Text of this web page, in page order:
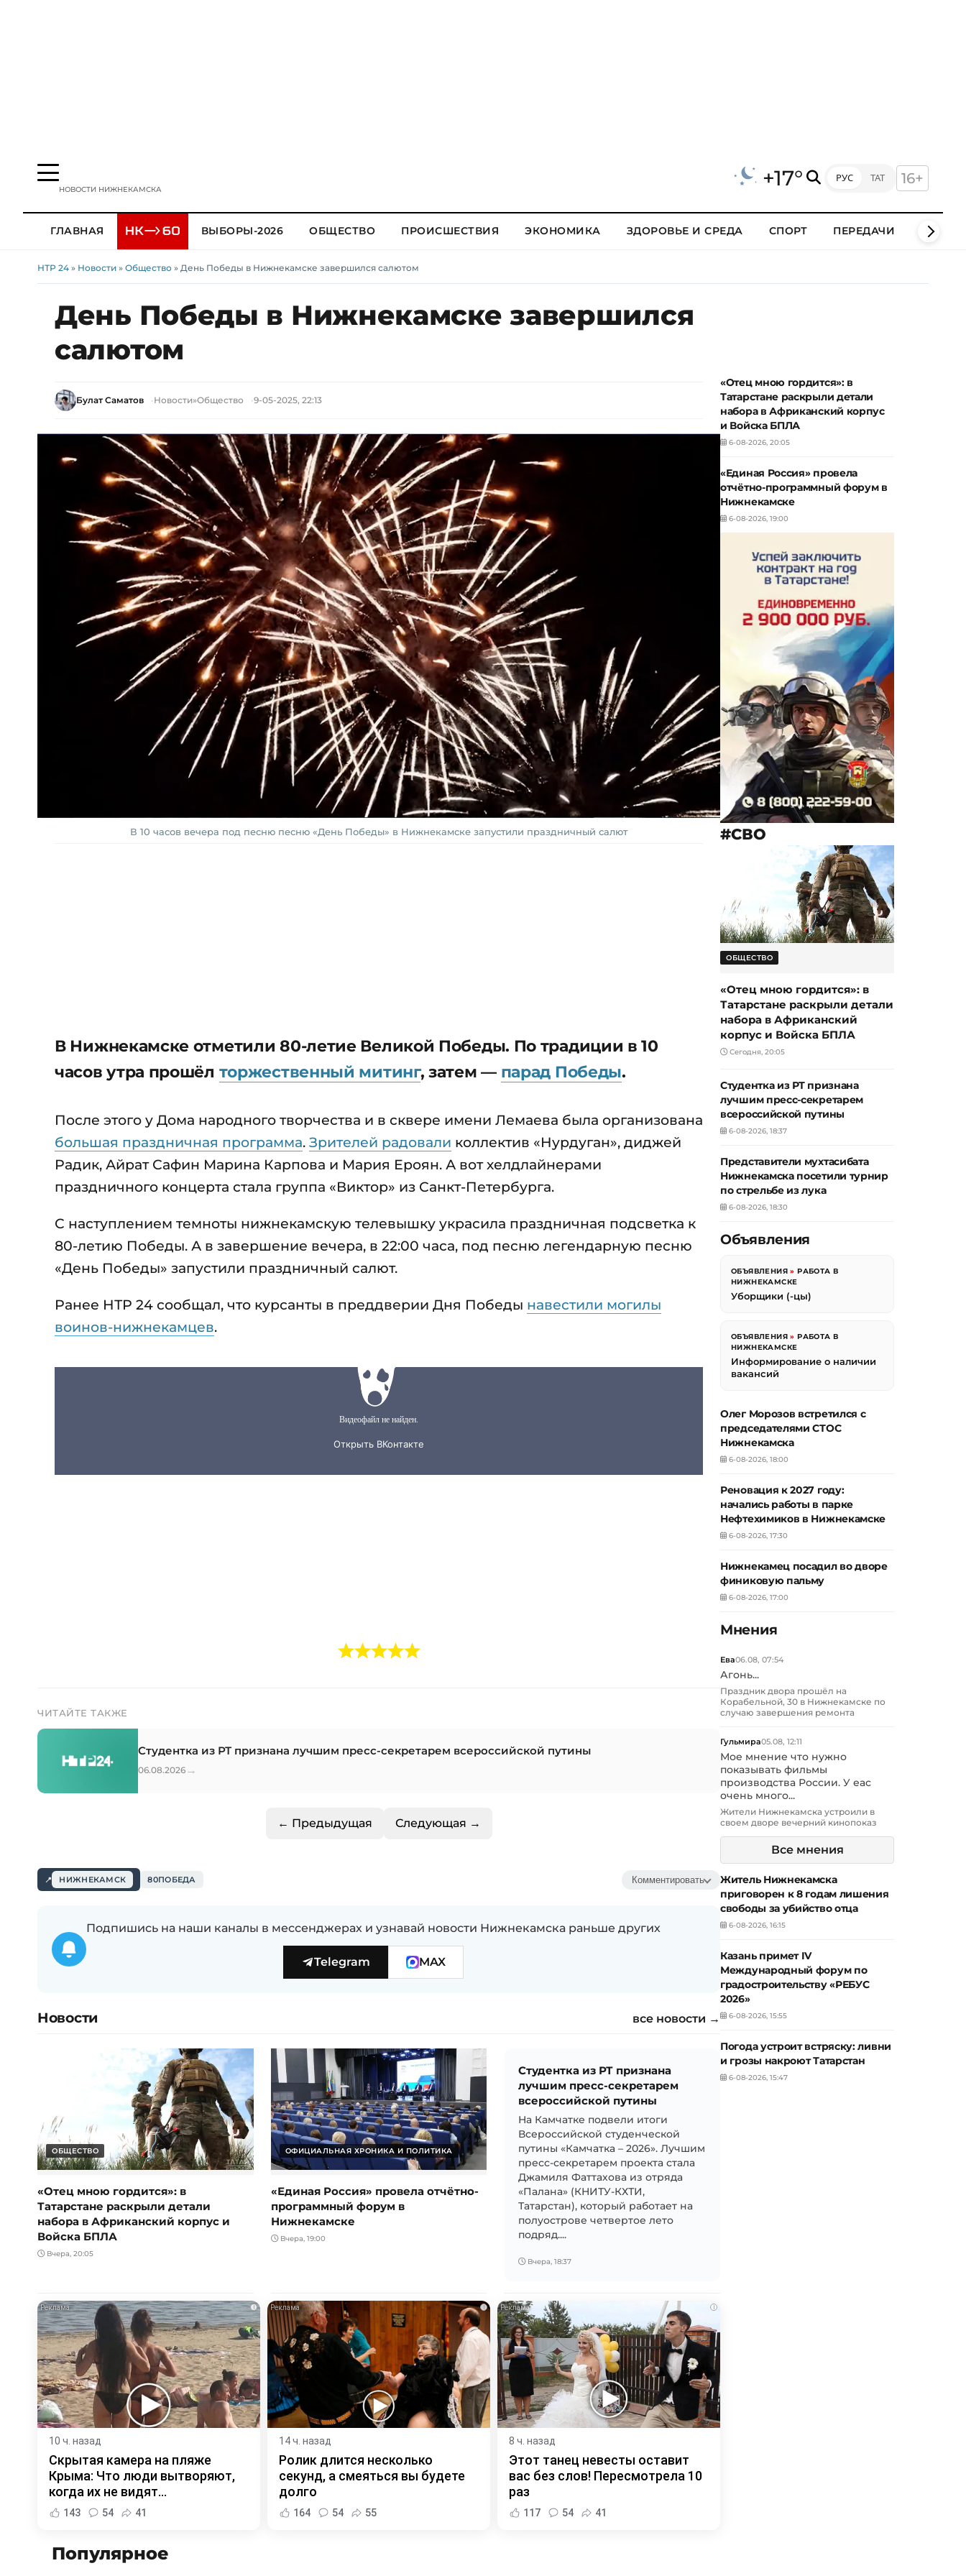
НОВОСТИ НИЖНЕКАМСКА +17° РУС ТАТ 16+
ГЛАВНАЯ ВЫБОРЫ-2026 ОБЩЕСТВО ПРОИСШЕСТВИЯ ЭКОНОМИКА ЗДОРОВЬЕ И СРЕДА СПОРТ ПЕРЕДАЧИ КЛИПЫ
НТР 24 » Новости » Общество » День Победы в Нижнекамске завершился салютом
День Победы в Нижнекамске завершился
салютом
Булат Саматов Новости»Общество 9-05-2025, 22:13
В 10 часов вечера под песню песню «День Победы» в Нижнекамске запустили праздничный салют
В Нижнекамске отметили 80-летие Великой Победы. По традиции в 10
часов утра прошёл торжественный митинг, затем — парад Победы.
После этого у Дома народного творчества и в сквере имени Лемаева была организована
большая праздничная программа. Зрителей радовали коллектив «Нурдуган», диджей
Радик, Айрат Сафин Марина Карпова и Мария Ероян. А вот хелдлайнерами
праздничного концерта стала группа «Виктор» из Санкт-Петербурга.
С наступлением темноты нижнекамскую телевышку украсила праздничная подсветка к
80-летию Победы. А в завершение вечера, в 22:00 часа, под песню легендарную песню
«День Победы» запустили праздничный салют.
Ранее НТР 24 сообщал, что курсанты в преддверии Дня Победы навестили могилы
воинов-нижнекамцев.
ЧИТАЙТЕ ТАКЖЕ
Студентка из РТ признана лучшим пресс-секретарем всероссийской путины
06.08.2026 →
← Предыдущая Следующая →
НИЖНЕКАМСК 80ПОБЕДА Комментировать
Подпишись на наши каналы в мессенджерах и узнавай новости Нижнекамска раньше других
Telegram MAX
Новости все новости →
ОБЩЕСТВО
«Отец мною гордится»: в
Татарстане раскрыли детали
набора в Африканский корпус и
Войска БПЛА
Вчера, 20:05
ОФИЦИАЛЬНАЯ ХРОНИКА И ПОЛИТИКА
«Единая Россия» провела отчётно-
программный форум в
Нижнекамске
Вчера, 19:00
Студентка из РТ признана
лучшим пресс-секретарем
всероссийской путины
На Камчатке подвели итоги
Всероссийской студенческой
путины «Камчатка – 2026». Лучшим
пресс-секретарем проекта стала
Джамиля Фаттахова из отряда
«Палана» (КНИТУ-КХТИ,
Татарстан), который работает на
полуострове четвертое лето
подряд....
Вчера, 18:37
i
10 ч. назад
Скрытая камера на пляже
Крыма: Что люди вытворяют,
когда их не видят...
143 54 41
i
14 ч. назад
Ролик длится несколько
секунд, а смеяться вы будете
долго
164 54 55
i
8 ч. назад
Этот танец невесты оставит
вас без слов! Пересмотрела 10
раз
117 54 41
Популярное
«Отец мною гордится»: в
Татарстане раскрыли детали
набора в Африканский корпус
и Войска БПЛА
6-08-2026, 20:05
«Единая Россия» провела
отчётно-программный форум в
Нижнекамске
6-08-2026, 19:00
#СВО
ОБЩЕСТВО
«Отец мною гордится»: в
Татарстане раскрыли детали
набора в Африканский
корпус и Войска БПЛА
Сегодня, 20:05
Студентка из РТ признана
лучшим пресс-секретарем
всероссийской путины
6-08-2026, 18:37
Представители мухтасибата
Нижнекамска посетили турнир
по стрельбе из лука
6-08-2026, 18:30
Объявления
ОБЪЯВЛЕНИЯ »РАБОТА В
НИЖНЕКАМСКЕ
Уборщики (-цы)
ОБЪЯВЛЕНИЯ »РАБОТА В
НИЖНЕКАМСКЕ
Информирование о наличии
вакансий
Олег Морозов встретился с
председателями СТОС
Нижнекамска
6-08-2026, 18:00
Реновация к 2027 году:
начались работы в парке
Нефтехимиков в Нижнекамске
6-08-2026, 17:30
Нижнекамец посадил во дворе
финиковую пальму
6-08-2026, 17:00
Мнения
Ева06.08, 07:54
Агонь...
Праздник двора прошёл на
Корабельной, 30 в Нижнекамске по
случаю завершения ремонта
Гульмира05.08, 12:11
Мое мнение что нужно
показывать фильмы
производства России. У еас
очень много...
Жители Нижнекамска устроили в
своем дворе вечерний кинопоказ
Все мнения
Житель Нижнекамска
приговорен к 8 годам лишения
свободы за убийство отца
6-08-2026, 16:15
Казань примет IV
Международный форум по
градостроительству «РЕБУС
2026»
6-08-2026, 15:55
Погода устроит встряску: ливни
и грозы накроют Татарстан
6-08-2026, 15:47